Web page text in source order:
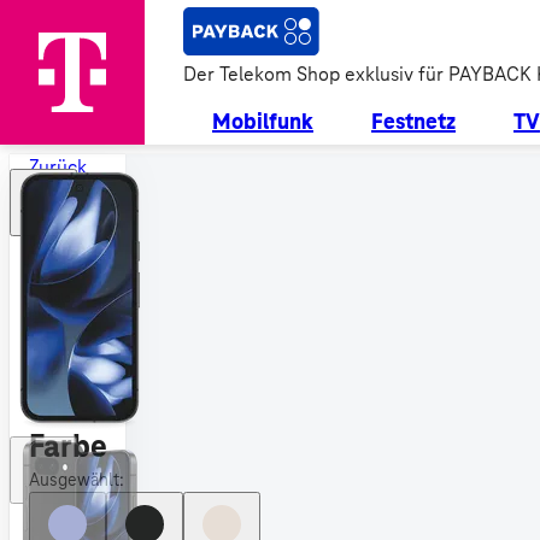
Der Telekom Shop exklusiv für PAYBACK
Mobilfunk Festnetz TV
Zurück
allen
Geräten
Google
Pixel
9a
PAYBACK
Punkten
Farbe
Ausgewählt: